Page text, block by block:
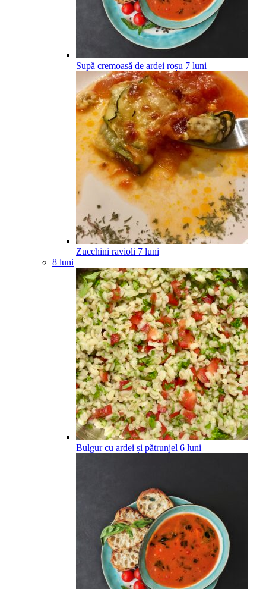
Supă cremoasă de ardei roșu 7 luni
Zucchini ravioli 7 luni
8 luni
Bulgur cu ardei și pătrunjel 6 luni